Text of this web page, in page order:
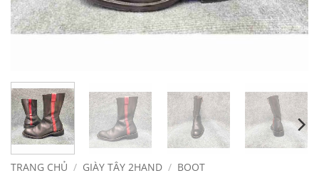
TRANG CHỦ / GIÀY TÂY 2HAND / BOOT